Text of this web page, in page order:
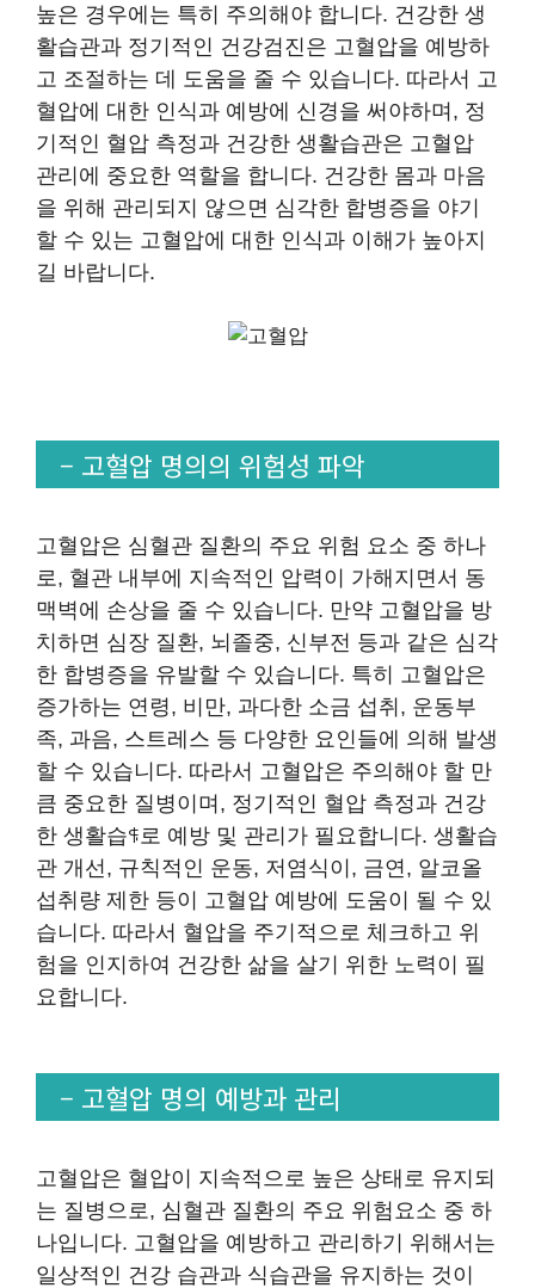
높은 경우에는 특히 주의해야 합니다. 건강한 생
활습관과 정기적인 건강검진은 고혈압을 예방하
고 조절하는 데 도움을 줄 수 있습니다. 따라서 고
혈압에 대한 인식과 예방에 신경을 써야하며, 정
기적인 혈압 측정과 건강한 생활습관은 고혈압
관리에 중요한 역할을 합니다. 건강한 몸과 마음
을 위해 관리되지 않으면 심각한 합병증을 야기
할 수 있는 고혈압에 대한 인식과 이해가 높아지
길 바랍니다.
– 고혈압 명의의 위험성 파악
고혈압은 심혈관 질환의 주요 위험 요소 중 하나
로, 혈관 내부에 지속적인 압력이 가해지면서 동
맥벽에 손상을 줄 수 있습니다. 만약 고혈압을 방
치하면 심장 질환, 뇌졸중, 신부전 등과 같은 심각
한 합병증을 유발할 수 있습니다. 특히 고혈압은
증가하는 연령, 비만, 과다한 소금 섭취, 운동부
족, 과음, 스트레스 등 다양한 요인들에 의해 발생
할 수 있습니다. 따라서 고혈압은 주의해야 할 만
큼 중요한 질병이며, 정기적인 혈압 측정과 건강
한 생활습ꑜ로 예방 및 관리가 필요합니다. 생활습
관 개선, 규칙적인 운동, 저염식이, 금연, 알코올
섭취량 제한 등이 고혈압 예방에 도움이 될 수 있
습니다. 따라서 혈압을 주기적으로 체크하고 위
험을 인지하여 건강한 삶을 살기 위한 노력이 필
요합니다.
– 고혈압 명의 예방과 관리
고혈압은 혈압이 지속적으로 높은 상태로 유지되
는 질병으로, 심혈관 질환의 주요 위험요소 중 하
나입니다. 고혈압을 예방하고 관리하기 위해서는
일상적인 건강 습관과 식습관을 유지하는 것이